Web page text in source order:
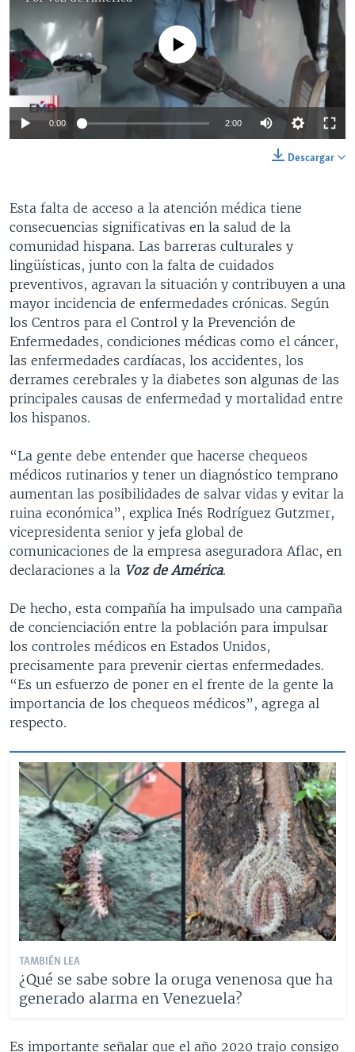
No media source currently available
0:00 2:00
Descargar
Esta falta de acceso a la atención médica tiene
consecuencias significativas en la salud de la
comunidad hispana. Las barreras culturales y
lingüísticas, junto con la falta de cuidados
preventivos, agravan la situación y contribuyen a una
mayor incidencia de enfermedades crónicas. Según
los Centros para el Control y la Prevención de
Enfermedades, condiciones médicas como el cáncer,
las enfermedades cardíacas, los accidentes, los
derrames cerebrales y la diabetes son algunas de las
principales causas de enfermedad y mortalidad entre
los hispanos.
“La gente debe entender que hacerse chequeos
médicos rutinarios y tener un diagnóstico temprano
aumentan las posibilidades de salvar vidas y evitar la
ruina económica”, explica Inés Rodríguez Gutzmer,
vicepresidenta senior y jefa global de
comunicaciones de la empresa aseguradora Aflac, en
declaraciones a la Voz de América.
De hecho, esta compañía ha impulsado una campaña
de concienciación entre la población para impulsar
los controles médicos en Estados Unidos,
precisamente para prevenir ciertas enfermedades.
“Es un esfuerzo de poner en el frente de la gente la
importancia de los chequeos médicos”, agrega al
respecto.
TAMBIÉN LEA
¿Qué se sabe sobre la oruga venenosa que ha
generado alarma en Venezuela?
Es importante señalar que el año 2020 trajo consigo